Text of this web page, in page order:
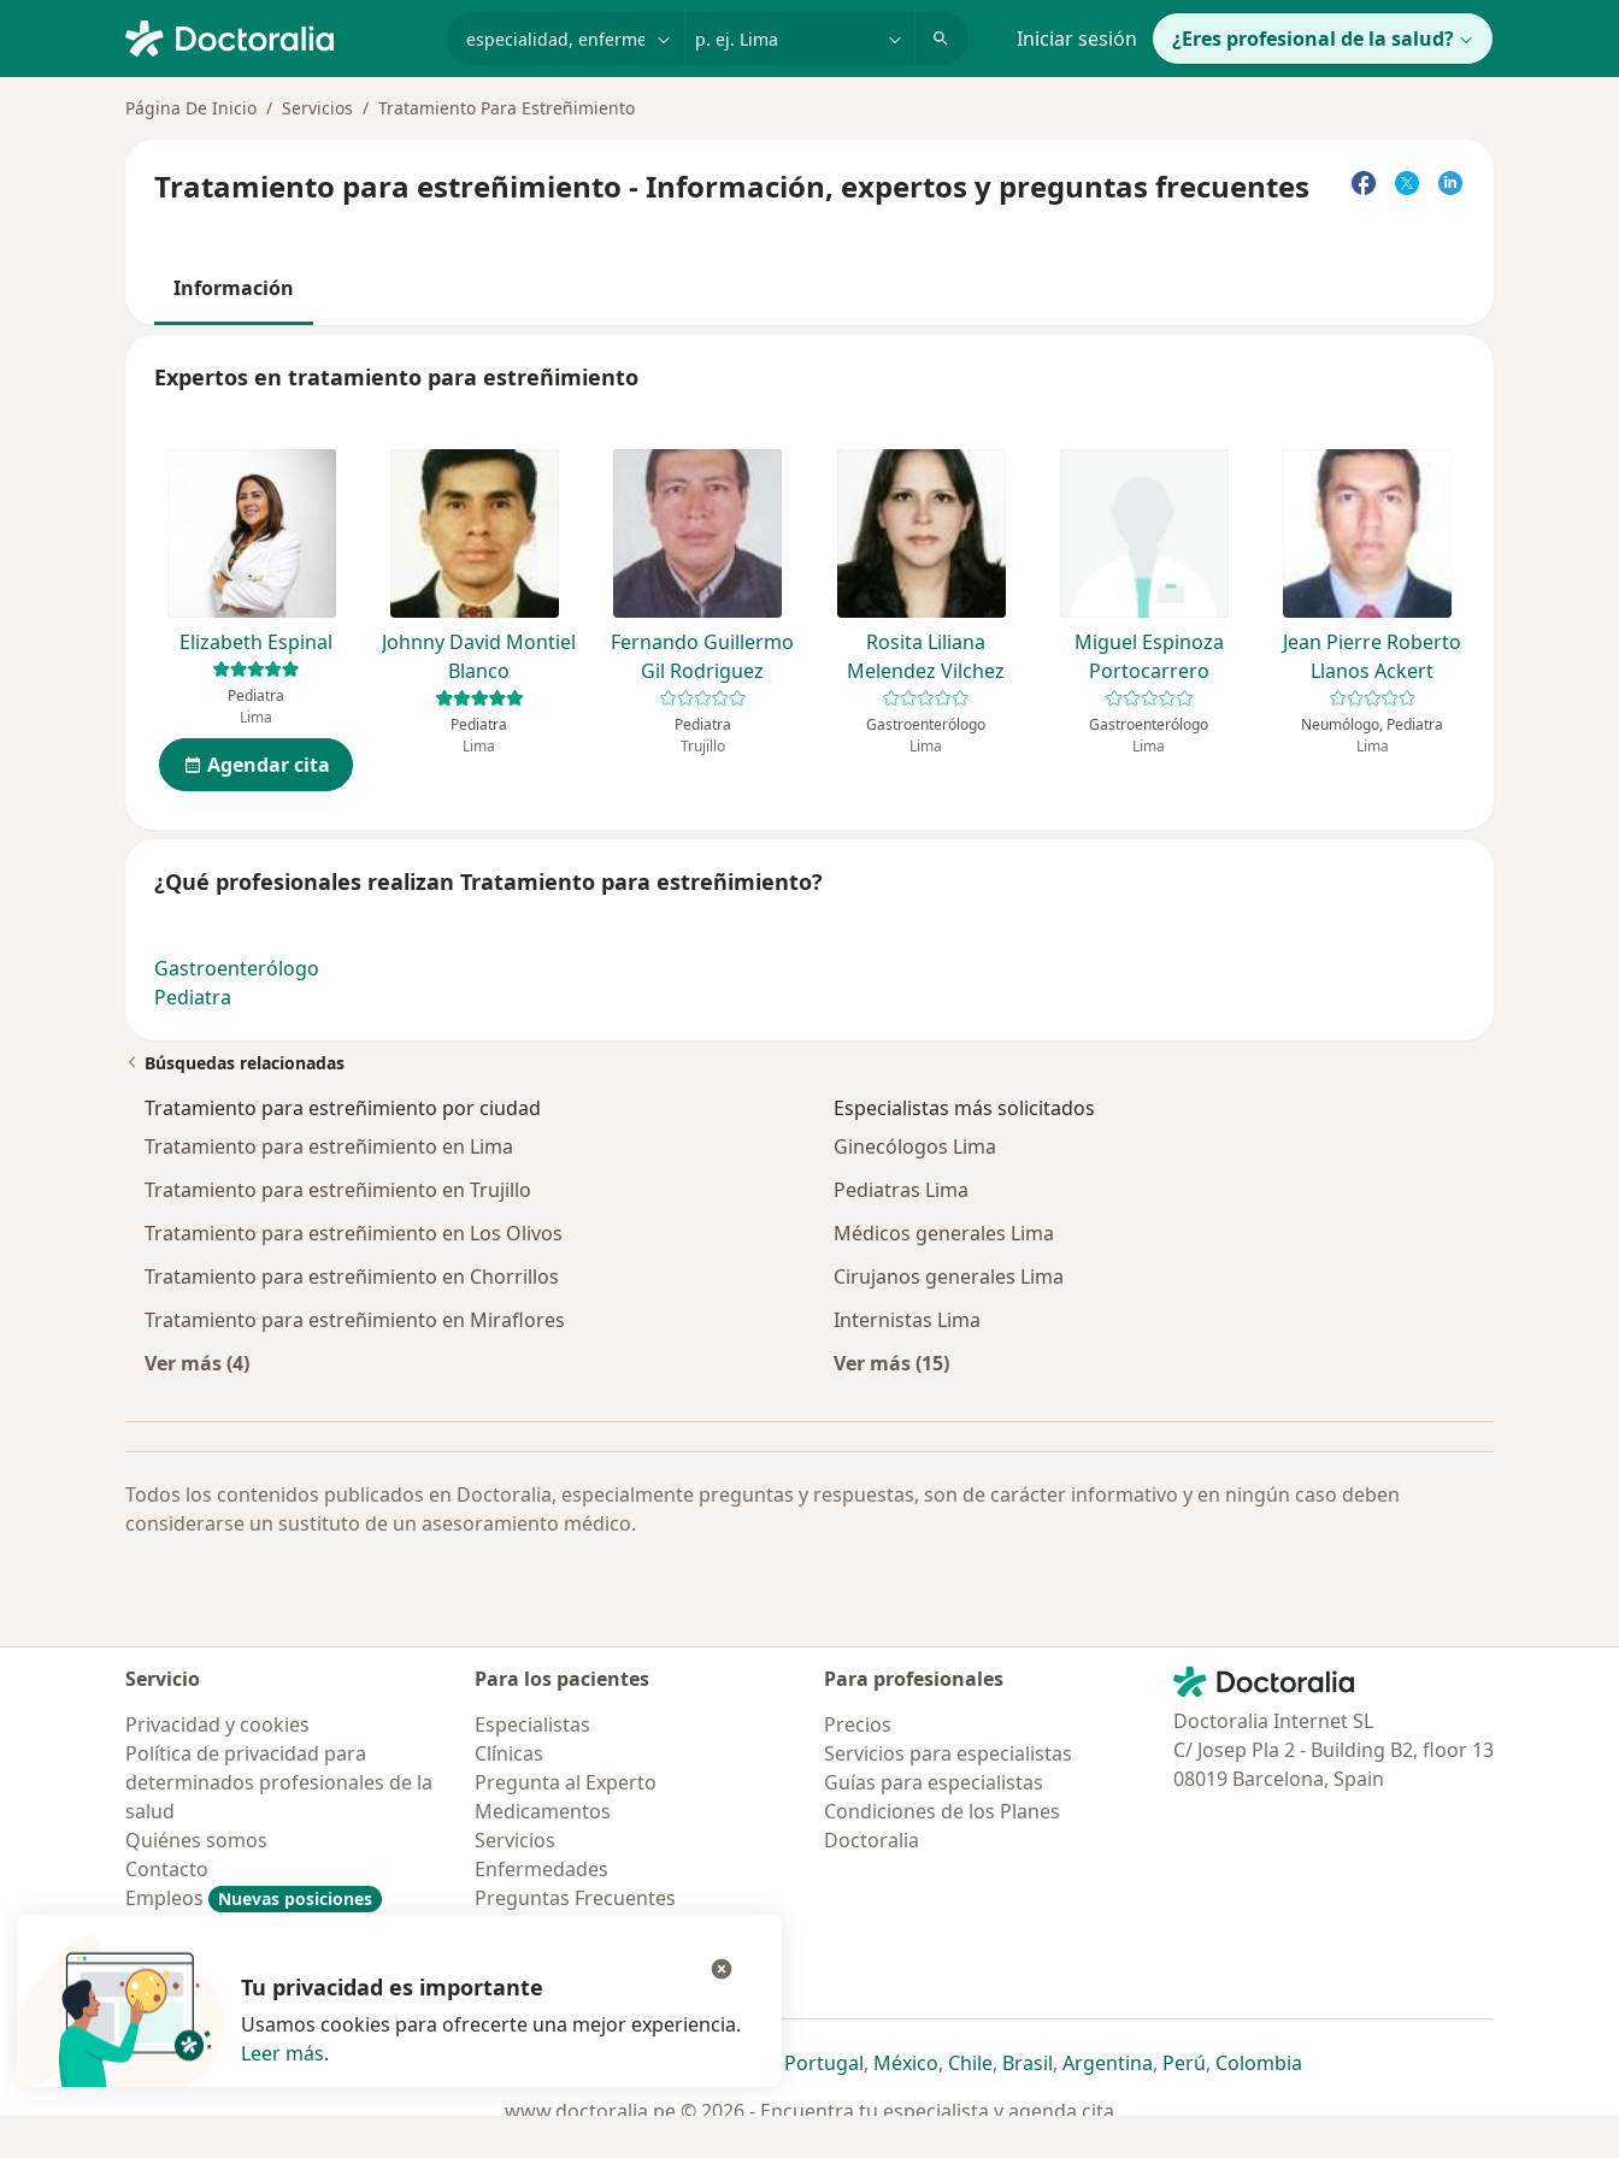
Iniciar sesión ¿Eres profesional de la salud?
Página De Inicio Servicios Tratamiento Para Estreñimiento
Tratamiento para estreñimiento - Información, expertos y preguntas frecuentes
Información
Expertos en tratamiento para estreñimiento
Elizabeth Espinal
Pediatra
Lima
Agendar cita
Johnny David Montiel
Blanco
Pediatra
Lima
Fernando Guillermo
Gil Rodriguez
Pediatra
Trujillo
Rosita Liliana
Melendez Vilchez
Gastroenterólogo
Lima
Miguel Espinoza
Portocarrero
Gastroenterólogo
Lima
Jean Pierre Roberto
Llanos Ackert
Neumólogo, Pediatra
Lima
¿Qué profesionales realizan Tratamiento para estreñimiento?
Gastroenterólogo
Pediatra
Búsquedas relacionadas
Tratamiento para estreñimiento por ciudad
Tratamiento para estreñimiento en Lima
Tratamiento para estreñimiento en Trujillo
Tratamiento para estreñimiento en Los Olivos
Tratamiento para estreñimiento en Chorrillos
Tratamiento para estreñimiento en Miraflores
Ver más (4)
Especialistas más solicitados
Ginecólogos Lima
Pediatras Lima
Médicos generales Lima
Cirujanos generales Lima
Internistas Lima
Ver más (15)
Todos los contenidos publicados en Doctoralia, especialmente preguntas y respuestas, son de carácter informativo y en ningún caso deben
considerarse un sustituto de un asesoramiento médico.
Servicio
Privacidad y cookies
Política de privacidad para
determinados profesionales de la
salud
Quiénes somos
Contacto
Empleos
Nuevas posiciones
Contratación
Para los pacientes
Especialistas
Clínicas
Pregunta al Experto
Medicamentos
Servicios
Enfermedades
Preguntas Frecuentes
Para profesionales
Precios
Servicios para especialistas
Guías para especialistas
Condiciones de los Planes
Doctoralia
Contacto
Doctoralia - Página de inicio
Doctoralia Internet SL
C/ Josep Pla 2 - Building B2, floor 13
08019 Barcelona, Spain
Polska se abre en una nueva pestaña
se abre en una nueva pestaña
se abre en una nueva pestaña
se abre en una nueva pestaña
Portugalse abre en una nueva pestaña
, Méxicose abre en una nueva pestaña
, Chilese abre en una nueva pestaña
, Brasilse abre en una nueva pestaña
, Argentinase abre en una nueva pestaña
, Perúse abre en una nueva pestaña
, Colombiase abre en una nueva pestaña
www.doctoralia.pe © 2026 - Encuentra tu especialista y agenda cita
Tu privacidad es importante
Usamos cookies para ofrecerte una mejor experiencia.
Leer más.